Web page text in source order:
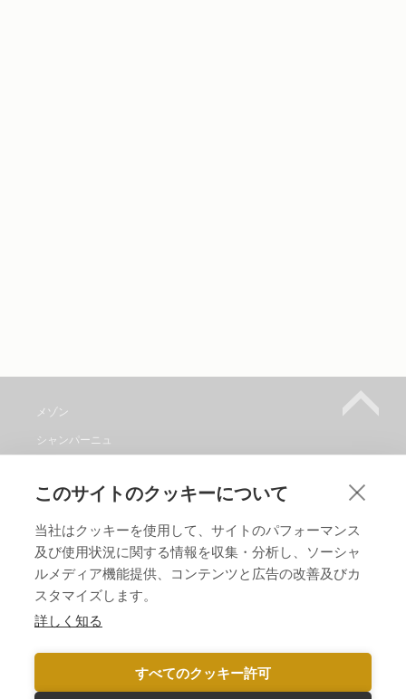
このサイトのクッキーについて
当社はクッキーを使用して、サイトのパフォーマンス
及び使用状況に関する情報を収集・分析し、ソーシャ
ルメディア機能提供、コンテンツと広告の改善及びカ
スタマイズします。
詳しく知る
すべてのクッキー許可
メゾン
シャンパーニュ
見学
コンタクト
メゾンをフォローしてください。
言語 :